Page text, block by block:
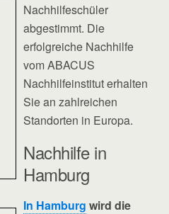
Nachhilfeschüler
abgestimmt. Die
erfolgreiche Nachhilfe
vom ABACUS
Nachhilfeinstitut erhalten
Sie an zahlreichen
Standorten in Europa.
Nachhilfe in
Hamburg
In Hamburg wird die